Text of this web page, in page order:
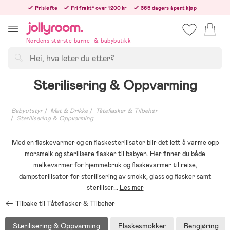
innehållet
Prisløfte Fri frakt* over 1200 kr
365 dagers åpent kjøp
Nordens største barne- & babybutikk
Sterilisering & Oppvarming
Babyutstyr Mat & Drikke
Tåteflasker & Tilbehør
Sterilisering & Oppvarming
Med en flaskevarmer og en flaskesterilisator blir det lett å varme opp
morsmelk og sterilisere flasker til babyen. Her finner du både
melkevarmer for hjemmebruk og flaskevarmer til reise,
dampsterilisator for sterilisering av smokk, glass og flasker samt
steriliser... Les mer
Tilbake til Tåteflasker & Tilbehør
Sterilisering & Oppvarming Flaskesmokker Rengjøring